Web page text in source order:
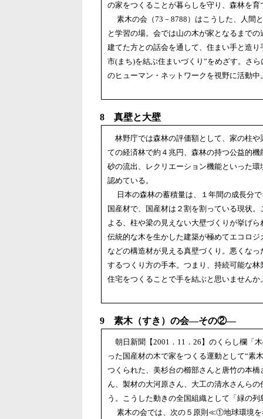
の家をつくることが暮らしを守り、森林を
素木の会（73－8788）はこうした、人間
と学習の場。会では山の木が家となるまで
建てた方との話会を通して、住まい手と造
市(まち)を結ぶ住まいづくり”をめざす。さ
のヒューマン・ネットワークを視野に活動
8 真壁と大壁
林野庁では森林の評価額として、家の柱
ての経済林で約４兆円、森林の持つ公益的
砂の流出、レクリエーション機能といった
認めている。
日本の森林の蓄積量は、１年間の成長分
国産材で、国産材は２割を割っている現状
よる、柱や梁の見えない大壁づくりが挙げ
伝統的な木を生かした建築が極めてエコロ
などの構造材が見える真壁づくり。悪くな
するつくり方の手本。つまり、持続可能な
住宅をつくることで手を結ぶと思いませんか
9 素木（すき）の会―その②―
朝日新聞【2001．11．26】のくらし欄「
った国産材の木で家をつくる運動として“素
つくられた、美杉台の櫛部さんと唐竹の本
ん、製材の大河原さん、大工の清水さんら
う。こうした動きの全国組織として「緑の
素木の会では、次の５原則≪①地球環境を